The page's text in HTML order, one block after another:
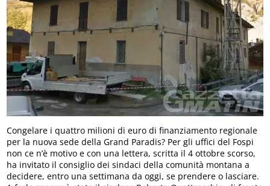
Congelare i quattro milioni di euro di finanziamento regionale
per la nuova sede della Grand Paradis? Per gli uffici del Fospi
non ce n’è motivo e con una lettera, scritta il 4 ottobre scorso,
ha invitato il consiglio dei sindaci della comunità montana a
decidere, entro una settimana da oggi, se prendere o lasciare.